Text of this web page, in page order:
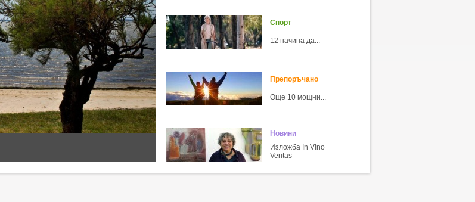
Спорт
12 начина да...
Препоръчано
Още 10 мощни...
Новини
Изложба In Vino
Veritas